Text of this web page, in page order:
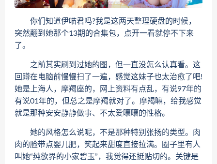
你们知道伊喵君吗?我是这两天整理硬盘的时候，
突然翻到她那个13期的合集包，点开一看就停不下来
了。
之前其实刷到过她的图，但一直没怎么认真看。这
回蹲在电脑前慢慢扫了一遍，感觉这妹子也太治愈了吧!
她是上海人，摩羯座的，网上资料有点乱，有说97年的
有说01年的，但总之是摩羯就对了。摩羯嘛，给我感觉
就是那种安安静静做事、不太爱嚷嚷的性格。
她的风格怎么说呢，不是那种特别张扬的类型。肉
肉的脸带点婴儿肥，笑起来甜度直接拉满。圈子里有人
叫她“纯欲界的小家碧玉”，我觉得还挺贴切的。关键是